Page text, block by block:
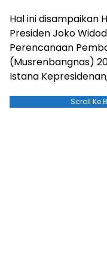
Hal ini disampaikan
Presiden Joko
Perencanaan
(Musrenbangnas)
Istana
Scroll Ke